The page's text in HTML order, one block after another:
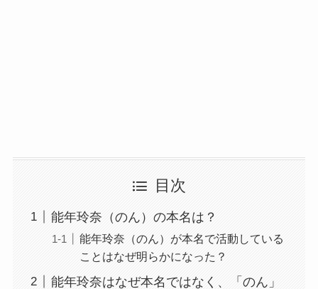
目次
能年玲奈（のん）の本名は？
能年玲奈（のん）が本名で活動している
ことはなぜ明らかになった？
能年玲奈はなぜ本名ではなく、「のん」